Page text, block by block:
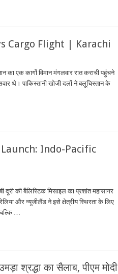
Cargo Flight | Karachi
का एक कार्गो विमान मंगलवार रात कराची पहुंचने
थे। पाकिस्तानी खोजी दलों ने बलूचिस्तान के
Indo-Pacific
की बैलिस्टिक मिसाइल का प्रशांत महासागर
और न्यूजीलैंड ने इसे क्षेत्रीय स्थिरता के लिए
बल्कि …
श्रद्धा का सैलाब, पीएम मोदी